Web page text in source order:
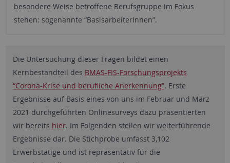
besondere Weise betroffene Berufsgruppe im Fokus
stehen: sogenannte “BasisarbeiterInnen”.
Die Untersuchung dieser Fragen bildet einen
Kernbestandteil des BMAS-FIS-Forschungsprojekts
“Corona-Krise und berufliche Anerkennung”. Erste
Ergebnisse auf Basis eines von uns im Februar und März
2021 durchgeführten Onlinesurveys dazu präsentierten
wir bereits hier. Im Folgenden stellen wir weiterführende
Ergebnisse dar. Die Stichprobe umfasst 3,102
Erwerbstätige und ist repräsentativ für die